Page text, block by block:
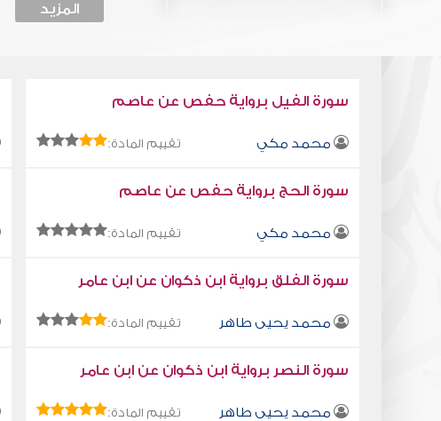
المزيد
سورة الفيل برواية حفص عن عاصم
محمد مكي تقييم المادة:
سورة الحج برواية حفص عن عاصم
محمد مكي تقييم المادة:
سورة الفلق برواية ابن ذكوان عن ابن عامر
محمد يحيى طاهر تقييم المادة:
سورة النصر برواية ابن ذكوان عن ابن عامر
محمد يحيى طاهر تقييم المادة: